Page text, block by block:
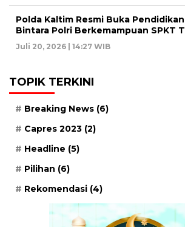
Polda Kaltim Resmi Buka
Bintara Polri Berkemampuan SPKT
Juli 20, 2026 | 14:27 WIB
TOPIK TERKINI
Breaking News (6)
Capres 2023 (2)
Headline (5)
Pilihan (6)
Rekomendasi (4)